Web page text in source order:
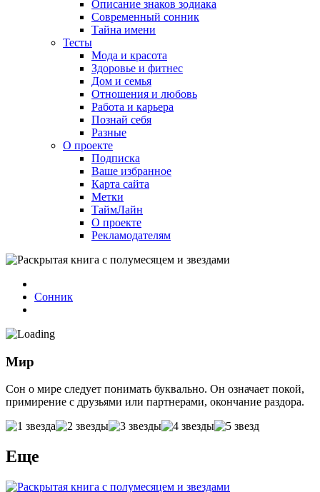
Описание знаков зодиака
Современный сонник
Тайна имени
Тесты
Мода и красота
Здоровье и фитнес
Дом и семья
Отношения и любовь
Работа и карьера
Познай себя
Разные
О проекте
Подписка
Ваше избранное
Карта сайта
Метки
ТаймЛайн
О проекте
Рекламодателям
Сонник
Мир
Сон о мире следует понимать буквально. Он означает покой,
примирение с друзьями или партнерами, окончание раздора.
Еще